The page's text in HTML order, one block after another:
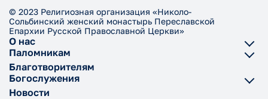
© 2023 Религиозная организация «Николо-
Сольбинский женский монастырь Переславской
Епархии Русской Православной Церкви»
О нас
Паломникам
Благотворителям
Богослужения
Новости